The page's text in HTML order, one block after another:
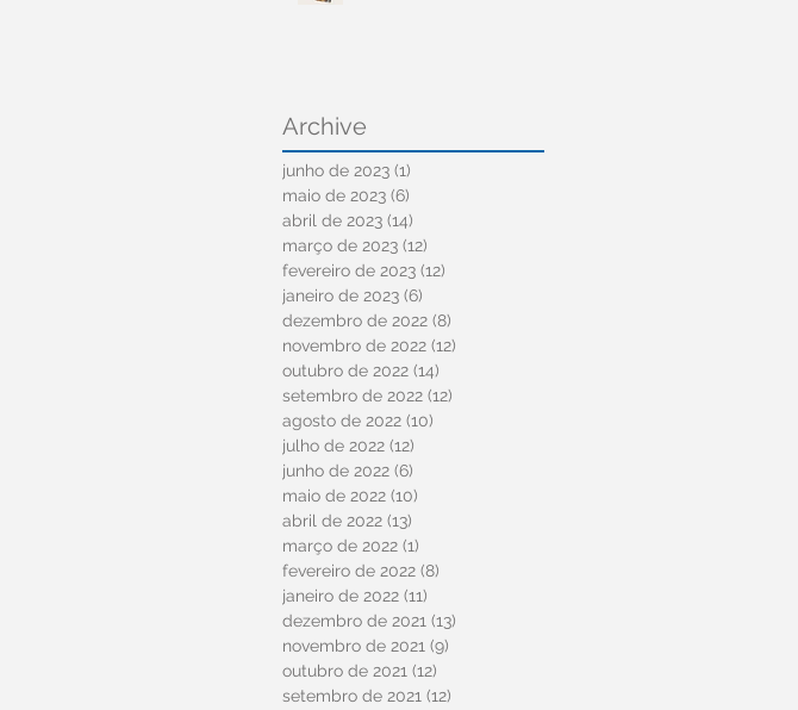
Archive
junho de 2023 (1)
maio de 2023 (6)
abril de 2023 (14)
março de 2023 (12)
fevereiro de 2023 (12)
janeiro de 2023 (6)
dezembro de 2022 (8)
novembro de 2022 (12)
outubro de 2022 (14)
setembro de 2022 (12)
agosto de 2022 (10)
julho de 2022 (12)
junho de 2022 (6)
maio de 2022 (10)
abril de 2022 (13)
março de 2022 (1)
fevereiro de 2022 (8)
janeiro de 2022 (11)
dezembro de 2021 (13)
novembro de 2021 (9)
outubro de 2021 (12)
setembro de 2021 (12)